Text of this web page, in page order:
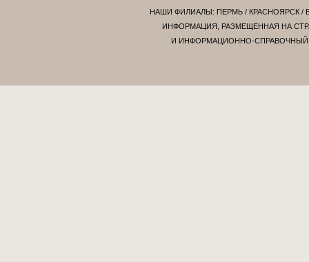
НАШИ ФИЛИАЛЫ: ПЕРМЬ / КРАСНОЯРСК /
ИНФОРМАЦИЯ, РАЗМЕЩЕННАЯ НА
И ИНФОРМАЦИОННО-СПРАВОЧНЫЙ